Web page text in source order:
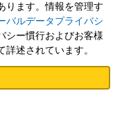
ります。情報を管理す
バルデータプライバシ
シー慣行およびお客様
述されています。